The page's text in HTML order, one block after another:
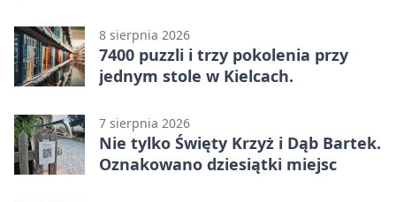
8 sierpnia 2026
7400 puzzli i trzy pokolenia przy
jednym stole w Kielcach.
7 sierpnia 2026
Nie tylko Święty Krzyż i Dąb Bartek.
Oznakowano dziesiątki miejsc